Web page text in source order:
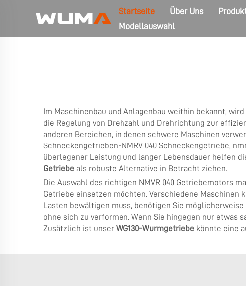
Startseite Über Uns
Modellauswahl
Im Maschinenbau und Anlagenbau weithin bekannt,
die Regelung von Drehzahl und Drehrichtung zur
anderen Bereichen, in denen schwere Maschinen
Schneckengetrieben-NMRV 040 Schneckengetriebe,
überlegener Leistung und langer Lebensdauer helfen
Getriebe als robuste Alternative in Betracht ziehen.
Die Auswahl des richtigen NMVR 040 Getriebemotors
Getriebe einsetzen möchten. Verschiedene Maschinen
Lasten bewältigen muss, benötigen Sie
ohne sich zu verformen. Wenn Sie hingegen nur etwas
Zusätzlich ist unser WG130-Wurmgetriebe könnte eine